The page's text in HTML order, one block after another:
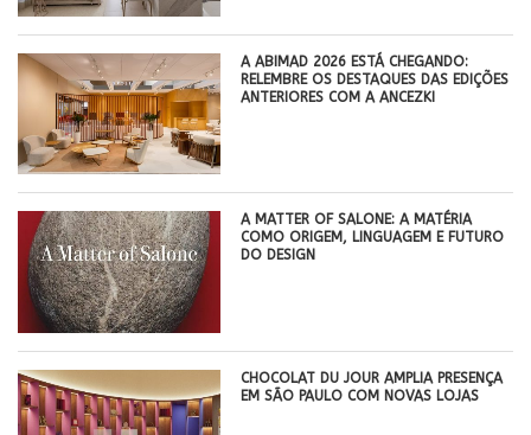
A ABIMAD 2026 ESTÁ CHEGANDO:
RELEMBRE OS DESTAQUES DAS EDIÇÕES
ANTERIORES COM A ANCEZKI
A MATTER OF SALONE: A MATÉRIA
COMO ORIGEM, LINGUAGEM E FUTURO
DO DESIGN
CHOCOLAT DU JOUR AMPLIA PRESENÇA
EM SÃO PAULO COM NOVAS LOJAS